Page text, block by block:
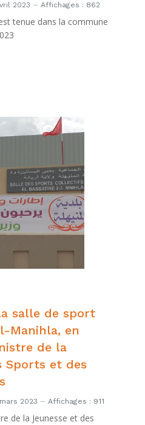
2023 Affichages : 862
tenue dans la commune
salle de sport
Manihla, en
de la
Sports et des
2023 Affichages : 911
de la Jeunesse et des